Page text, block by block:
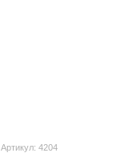
Артикул: 4204